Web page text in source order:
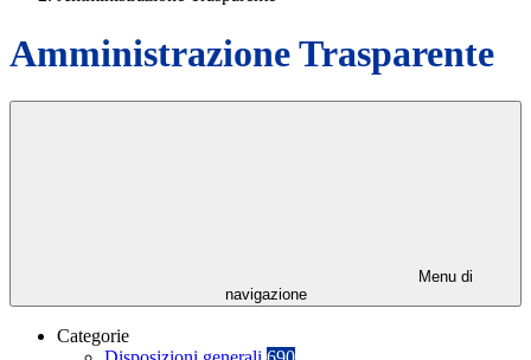
Amministrazione Trasparente
Menu di
navigazione
Categorie